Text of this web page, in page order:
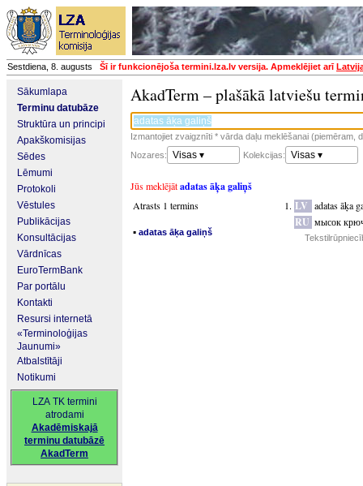
Sestdiena, 8. augusts Šī ir funkcionējoša termini.lza.lv versija. Apmeklējiet arī
Sākumlapa
Terminu datubāze
Struktūra un principi
Apakškomisijas
Sēdes
Lēmumi
Protokoli
Vēstules
Publikācijas
Konsultācijas
Vārdnīcas
EuroTermBank
Par portālu
Kontakti
Resursi internetā
«Terminoloģijas
Jaunumi»
Atbalstītāji
Notikumi
LZA TK termini
atrodami
Akadēmiskajā
terminu datubāzē
AkadTerm
AkadTerm – plašākā latviešu
Izmantojiet zvaigznīti * vārda daļu meklēšanai (piemēram,
Nozares:
Visas ▾ Kolekcijas: Visas ▾
Jūs meklējātadatas āķa galiņš
Atrasts 1 termins
▪ adatas āķa galiņš
LV adatas āķa
RU мысок